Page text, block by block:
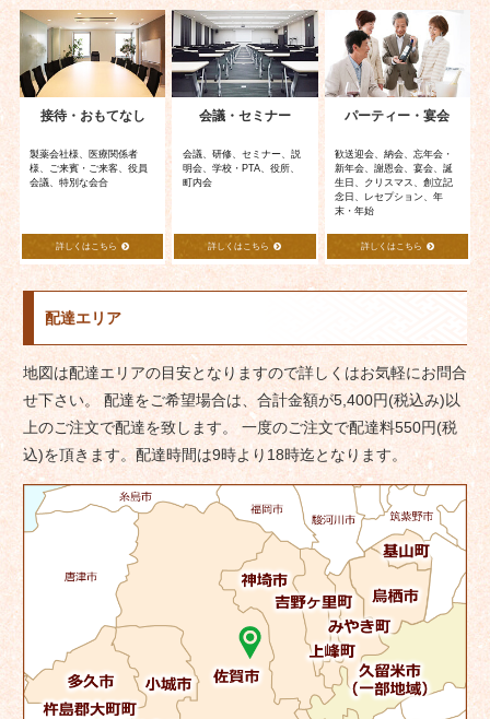
接待・おもてなし
製薬会社様、医療関係者
様、ご来賓・ご来客、役員
会議、特別な会合
詳しくはこちら
会議・セミナー
会議、研修、セミナー、説
明会、学校・PTA、役所、
町内会
詳しくはこちら
パーティー・宴会
歓送迎会、納会、忘年会・
新年会、謝恩会、宴会、誕
生日、クリスマス、創立記
念日、レセプション、年
末・年始
詳しくはこちら
配達エリア
地図は配達エリアの目安となりますので詳しくはお気軽にお問合
せ下さい。 配達をご希望場合は、合計金額が5,400円(税込み)以
上のご注文で配達を致します。 一度のご注文で配達料550円(税
込)を頂きます。配達時間は9時より18時迄となります。